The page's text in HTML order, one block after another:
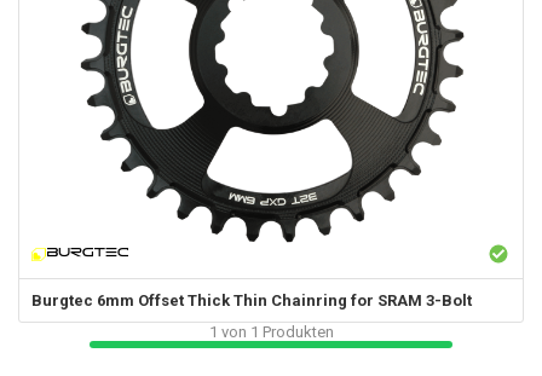
Burgtec 6mm Offset Thick Thin Chainring for SRAM 3-Bolt
1 von 1 Produkten